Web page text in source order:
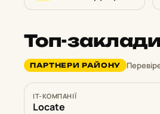
Топ-
ПАРТНЕРИ РАЙОНУ
IT-КОМПАНІЇ
Locate